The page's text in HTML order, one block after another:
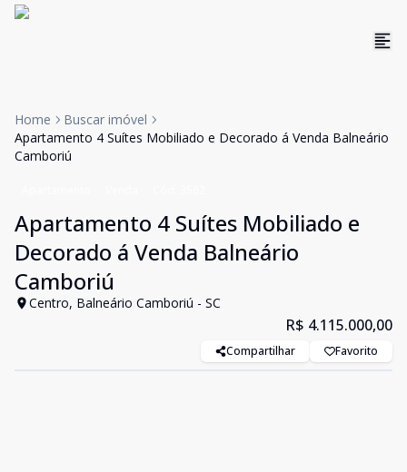
Home
Buscar imóvel
Apartamento 4 Suítes Mobiliado e Decorado á Venda Balneário
Camboriú
Apartamento 4 Suítes Mobiliado e
Decorado á Venda Balneário
Camboriú
Centro, Balneário Camboriú - SC
R$ 4.115.000,00
Compartilhar Favorito